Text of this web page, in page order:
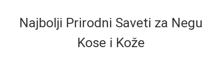
Najbolji Prirodni Saveti za Negu
Kose i Kože